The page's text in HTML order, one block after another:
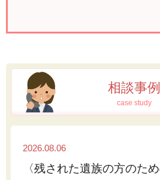
相談事例
case study
2026.08.06
〈残された遺族の方のた